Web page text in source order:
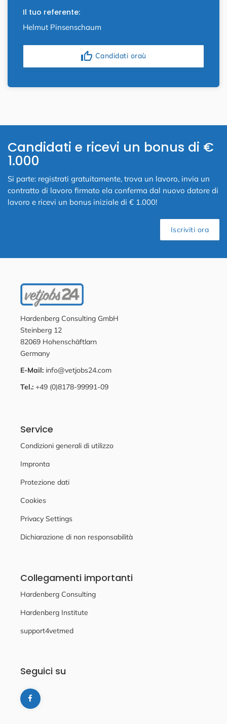
Il tuo referente:
Helmut Pinsenschaum
thumb_up Candidati oraù
Candidati e ricevi un bonus di €
1.000
Si parte: registrati gratuitamente, trova un lavoro, invia un
contratto di lavoro firmato ela conferma dal nuovo datore di
lavoro e ricevi un bonus iniziale di € 1.000!
Iscriviti ora
Hardenberg Consulting GmbH
Steinberg 12
82069 Hohenschäftlarn
Germany
E-Mail: info@vetjobs24.com
Tel.: +49 (0)8178-99991-09
Service
Condizioni generali di utilizzo
Impronta
Protezione dati
Cookies
Privacy Settings
Dichiarazione di non responsabilità
Collegamenti importanti
Hardenberg Consulting
Hardenberg Institute
support4vetmed
Seguici su